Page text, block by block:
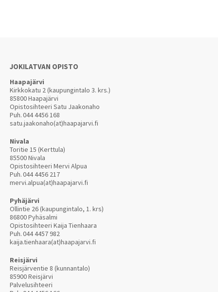
JOKILATVAN OPISTO
Haapajärvi
Kirkkokatu 2 (kaupungintalo 3. krs.)
85800 Haapajärvi
Opistosihteeri Satu Jaakonaho
Puh.044 4456 168
satu.jaakonaho(at)haapajarvi.fi
Nivala
Toritie 15 (Kerttula)
85500 Nivala
Opistosihteeri Mervi Alpua
Puh.044 4456 217
mervi.alpua(at)haapajarvi.fi
Pyhäjärvi
Ollintie 26 (kaupungintalo, 1. krs)
86800 Pyhäsalmi
Opistosihteeri Kaija Tienhaara
Puh.044 4457 982
kaija.tienhaara(at)haapajarvi.fi
Reisjärvi
Reisjärventie 8 (kunnantalo)
85900 Reisjärvi
Palvelusihteeri